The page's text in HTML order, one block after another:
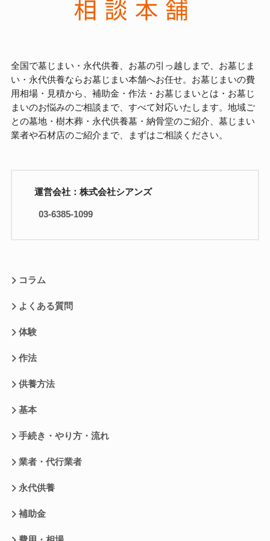
全国で墓じまい・永代供養、お墓の引っ越しまで、お墓じま
い・永代供養ならお墓じまい本舗へお任せ。お墓じまいの費
用相場・見積から、補助金・作法・お墓じまいとは・お墓じ
まいのお悩みのご相談まで、すべて対応いたします。地域ご
との墓地・樹木葬・永代供養墓・納骨堂のご紹介、墓じまい
業者や石材店のご紹介まで、まずはご相談ください。
運営会社：株式会社シアンズ
03-6385-1099
コラム
よくある質問
体験
作法
供養方法
基本
手続き・やり方・流れ
業者・代行業者
永代供養
補助金